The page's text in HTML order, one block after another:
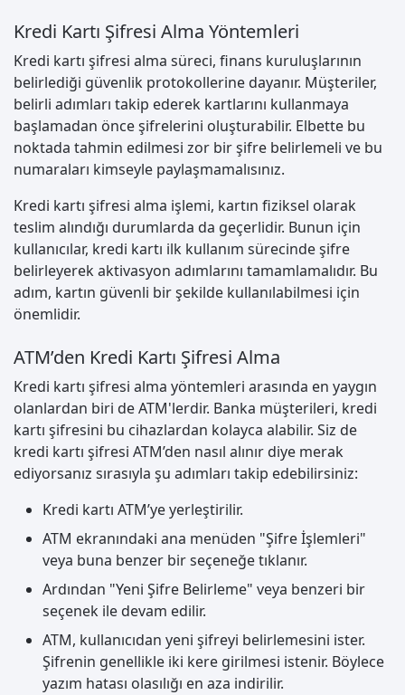
Kredi Kartı Şifresi Alma Yöntemleri
Kredi kartı şifresi alma süreci, finans kuruluşlarının
belirlediği güvenlik protokollerine dayanır. Müşteriler,
belirli adımları takip ederek kartlarını kullanmaya
başlamadan önce şifrelerini oluşturabilir. Elbette bu
noktada tahmin edilmesi zor bir şifre belirlemeli ve bu
numaraları kimseyle paylaşmamalısınız.
Kredi kartı şifresi alma işlemi, kartın fiziksel olarak
teslim alındığı durumlarda da geçerlidir. Bunun için
kullanıcılar, kredi kartı ilk kullanım sürecinde şifre
belirleyerek aktivasyon adımlarını tamamlamalıdır. Bu
adım, kartın güvenli bir şekilde kullanılabilmesi için
önemlidir.
ATM’den Kredi Kartı Şifresi Alma
Kredi kartı şifresi alma yöntemleri arasında en yaygın
olanlardan biri de ATM'lerdir. Banka müşterileri, kredi
kartı şifresini bu cihazlardan kolayca alabilir. Siz de
kredi kartı şifresi ATM’den nasıl alınır diye merak
ediyorsanız sırasıyla şu adımları takip edebilirsiniz:
Kredi kartı ATM’ye yerleştirilir.
ATM ekranındaki ana menüden "Şifre İşlemleri"
veya buna benzer bir seçeneğe tıklanır.
Ardından "Yeni Şifre Belirleme" veya benzeri bir
seçenek ile devam edilir.
ATM, kullanıcıdan yeni şifreyi belirlemesini ister.
Şifrenin genellikle iki kere girilmesi istenir. Böylece
yazım hatası olasılığı en aza indirilir.